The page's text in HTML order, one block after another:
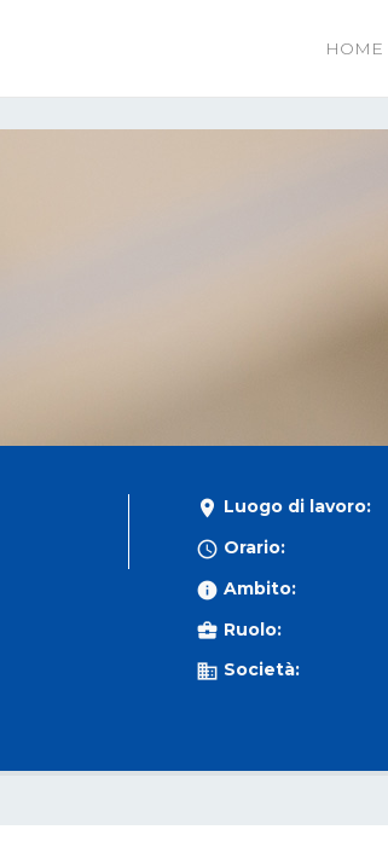
HOME
 Luogo di lavoro:
 Orario:
 Ambito:
 Ruolo:
 Società: